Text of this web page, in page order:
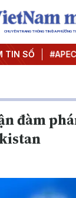
CHUYÊN TRANG THÔNG TIN ĐA PHƯƠNG
TIN SỐ
ương 3
đàm